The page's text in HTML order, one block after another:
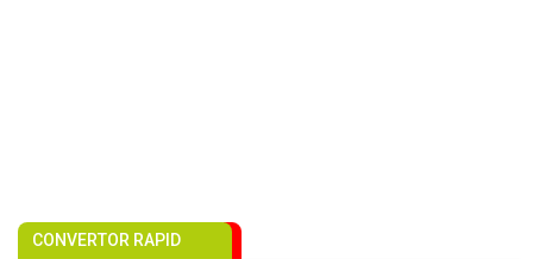
CONVERTOR RAPID